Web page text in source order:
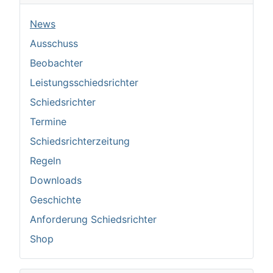
News
Ausschuss
Beobachter
Leistungsschiedsrichter
Schiedsrichter
Termine
Schiedsrichterzeitung
Regeln
Downloads
Geschichte
Anforderung Schiedsrichter
Shop